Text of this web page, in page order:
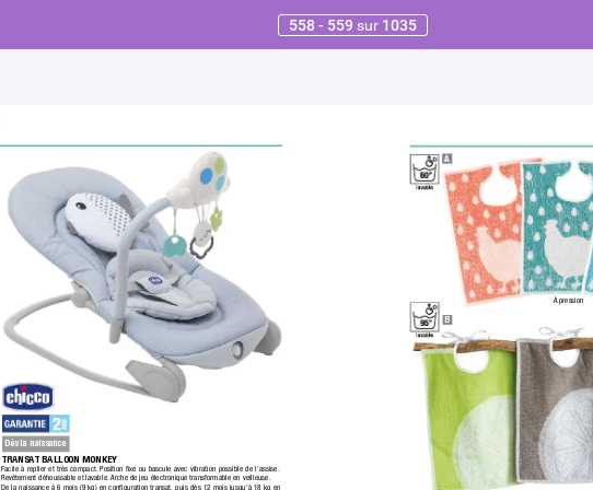
558 - 559 sur 1035
TRANSAT BALLOON MONKEY
Facile à replier et très compact. Position ﬁxe ou bascule avec vibration possible de l’assise.
Revêtement déhoussable et lavable. Arche de jeu électronique transformable en veilleuse.
De la naissance à 6 mois (9 kg) en conﬁguration transat, puis dès 12 mois jusqu’à 18 kg en
Dès la naissance
B
À pression
A